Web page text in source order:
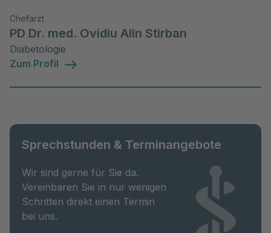
Chefarzt
PD Dr. med. Ovidiu Alin Stirban
Diabetologie
Zum Profil
Sprechstunden & Terminangebote
Wir sind gerne für Sie da.
Vereinbaren Sie in nur wenigen
Schritten direkt einen Termin
bei uns.